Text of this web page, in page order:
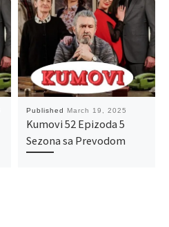
Published March 19, 2025
Kumovi 52 Epizoda 5
Sezona sa Prevodom